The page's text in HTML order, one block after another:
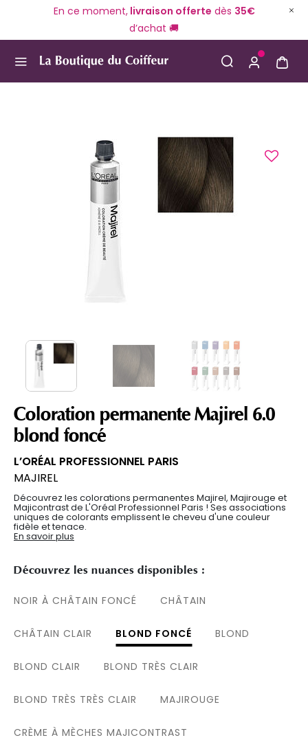
En ce moment,livraison offerte dès 35€
d’achat 🚚
Coloration permanente Majirel 6.0
blond foncé
L’ORÉAL PROFESSIONNEL PARIS
MAJIREL
Découvrez les colorations permanentes Majirel, Majirouge et
Majicontrast de L'Oréal Professionnel Paris ! Ses associations
uniques de colorants emplissent le cheveu d'une couleur
fidèle et tenace.
En savoir plus
Découvrez les nuances disponibles :
NOIR À CHÂTAIN FONCÉ CHÂTAIN
CHÂTAIN CLAIR BLOND FONCÉ BLOND
BLOND CLAIR BLOND TRÈS CLAIR
BLOND TRÈS TRÈS CLAIR MAJIROUGE
CRÈME À MÈCHES MAJICONTRAST